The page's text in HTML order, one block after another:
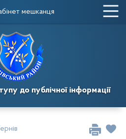
до публічної інформації
мешканця
районної у місті ради